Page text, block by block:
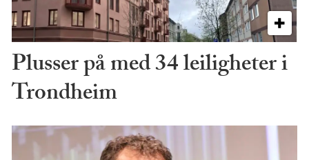
Plusser på med 34 leiligheter i
Trondheim